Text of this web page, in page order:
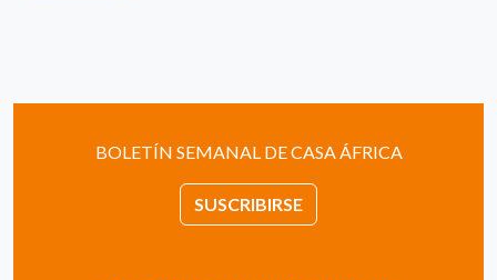
BOLETÍN SEMANAL DE CASA ÁFRICA
SUSCRIBIRSE